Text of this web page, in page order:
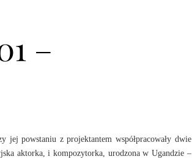
–
jej powstaniu z projektantem współpracowały dwie
aktorka, i kompozytorka, urodzona w Ugandzie –